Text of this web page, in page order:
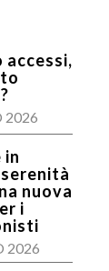
2026
in
nuova
i
2026